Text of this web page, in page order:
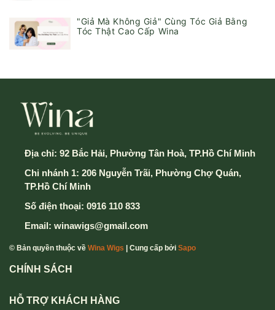
"Giả Mà Không Giả" Cùng Tóc Giả Bằng
Tóc Thật Cao Cấp Wina
Địa chỉ: 92 Bắc Hải, Phường Tân Hoà, TP.Hồ Chí Minh
Chi nhánh 1: 206 Nguyễn Trãi, Phường Chợ Quán,
TP.Hồ Chí Minh
Số điện thoại: 0916 110 833
Email: winawigs@gmail.com
© Bản quyền thuộc về Wina Wigs | Cung cấp bởi Sapo
CHÍNH SÁCH
HỖ TRỢ KHÁCH HÀNG